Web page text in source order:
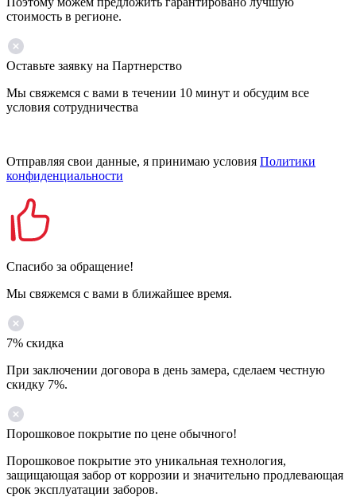
стоимость в регионе.
Оставьте заявку на Партнерство
Мы свяжемся с вами в течении 10 минут и обсудим все
условия сотрудничества
Отправляя свои данные, я принимаю условия Политики
конфиденциальности
Спасибо за обращение!
Мы свяжемся с вами в ближайшее время.
7% скидка
При заключении договора в день замера, сделаем честную
скидку 7%.
Порошковое покрытие по цене обычного!
Порошковое покрытие это уникальная технология,
защищающая забор от коррозии и значительно продлевающая
срок эксплуатации заборов.